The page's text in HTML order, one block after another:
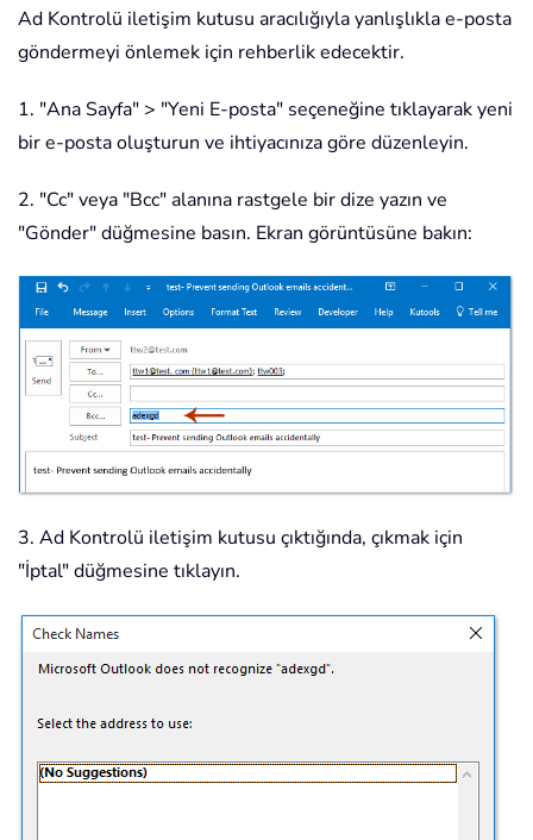
Ad Kontrolü iletişim kutusu aracılığıyla yanlışlıkla e-posta
göndermeyi önlemek için rehberlik edecektir.
1. "Ana Sayfa" > "Yeni E-posta" seçeneğine tıklayarak yeni
bir e-posta oluşturun ve ihtiyacınıza göre düzenleyin.
2. "Cc" veya "Bcc" alanına rastgele bir dize yazın ve
"Gönder" düğmesine basın. Ekran görüntüsüne bakın:
3. Ad Kontrolü iletişim kutusu çıktığında, çıkmak için
"İptal" düğmesine tıklayın.